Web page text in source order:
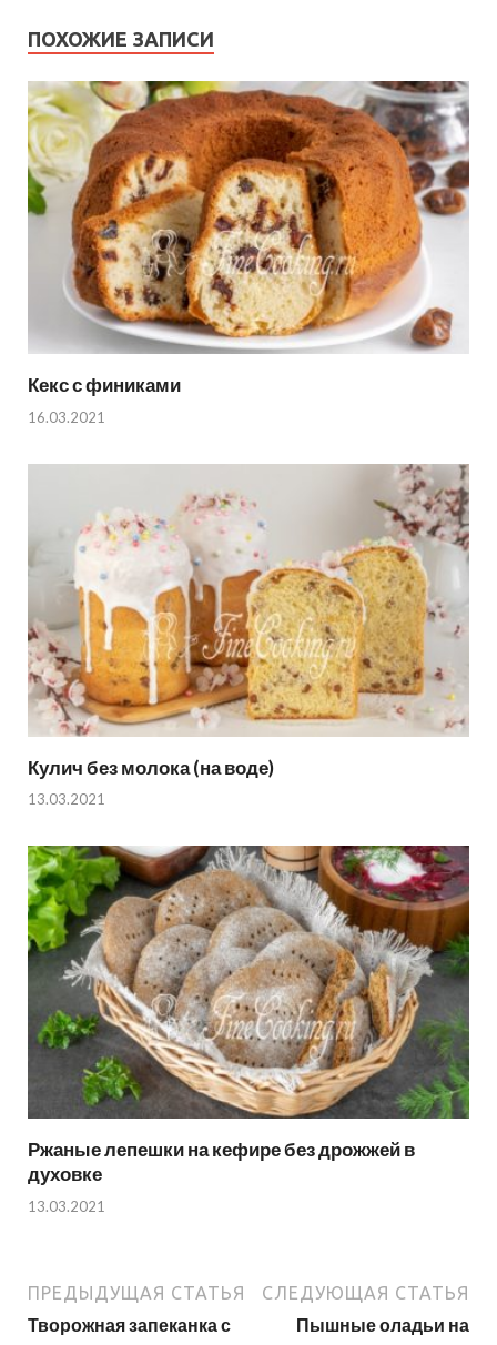
ПОХОЖИЕ ЗАПИСИ
Кекс с финиками
16.03.2021
Кулич без молока (на воде)
13.03.2021
Ржаные лепешки на кефире без дрожжей в
духовке
13.03.2021
ПРЕДЫДУЩАЯ СТАТЬЯ
Творожная запеканка с
СЛЕДУЮЩАЯ СТАТЬЯ
Пышные оладьи на